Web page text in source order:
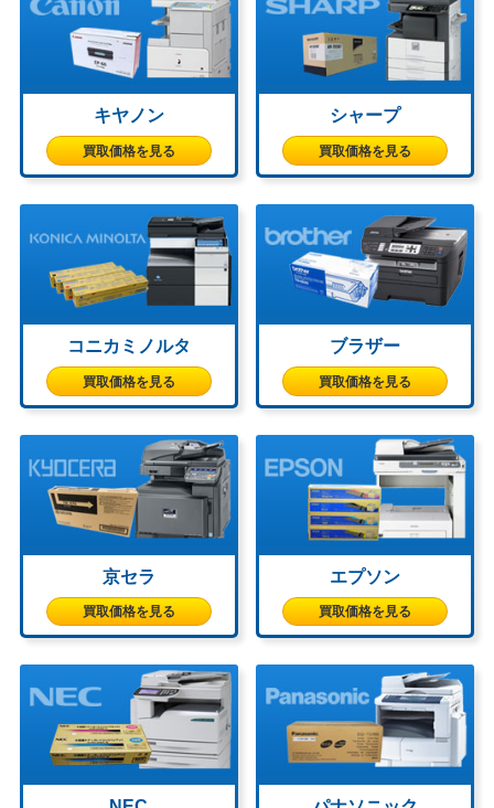
キヤノン
買取価格を見る
シャープ
買取価格を見る
コニカミノルタ
買取価格を見る
ブラザー
買取価格を見る
京セラ
買取価格を見る
エプソン
買取価格を見る